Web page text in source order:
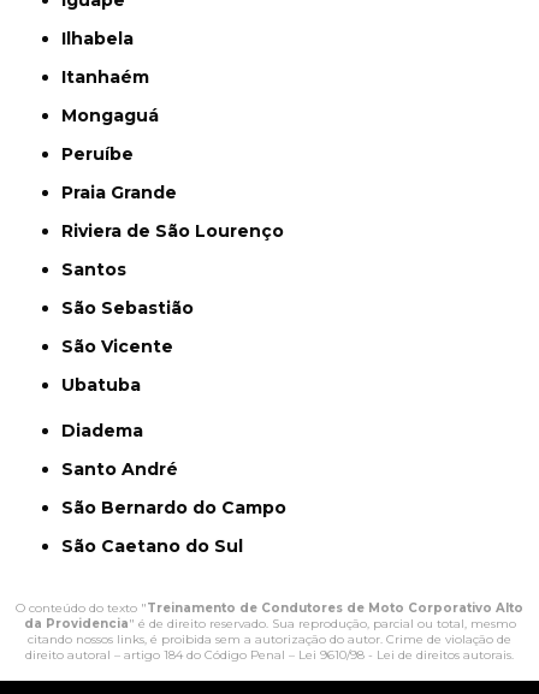
Ilhabela
Itanhaém
Mongaguá
Peruíbe
Praia Grande
Riviera de São Lourenço
Santos
São Sebastião
São Vicente
Ubatuba
Diadema
Santo André
São Bernardo do Campo
São Caetano do Sul
O conteúdo do texto "Treinamento de Condutores de Moto Corporativo Alto
da Providencia" é de direito reservado. Sua reprodução, parcial ou total, mesmo
citando nossos links, é proibida sem a autorização do autor. Crime de violação de
direito autoral – artigo 184 do Código Penal – Lei 9610/98 - Lei de direitos autorais.